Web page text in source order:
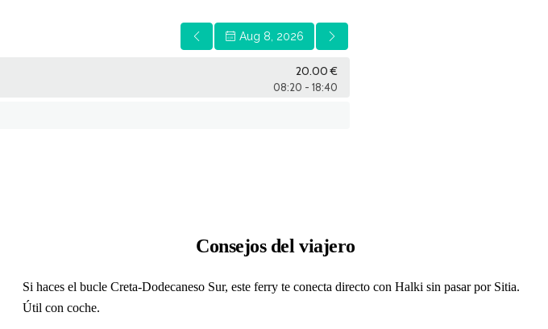
Consejos del viajero
Si haces el bucle Creta-Dodecaneso Sur, este ferry te conecta directo con Halki sin pasar por Sitia.
Útil con coche.